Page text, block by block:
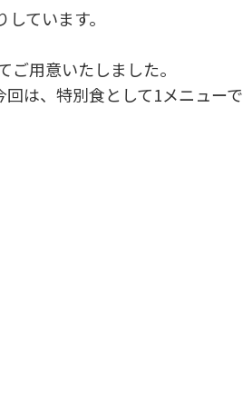
ています。
用意いたしました。
は、特別食として1メニューで